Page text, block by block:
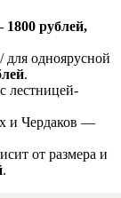
рублей,
для одноярусной
.
лестницей-
и Чердаков —
от размера и
.